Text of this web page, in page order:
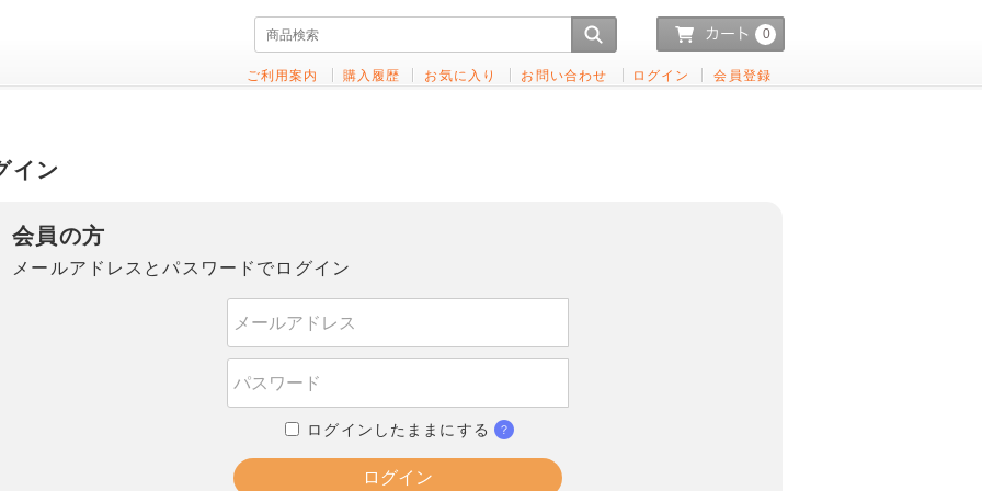
0
ご利用案内 購入履歴 お気に入り お問い合わせ ログイン 会員登録
イン
会員の方
メールアドレスとパスワードでログイン
ログインしたままにする
ログイン